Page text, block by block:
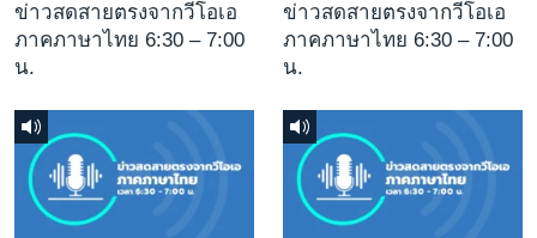
ข่าวสดสายตรงจากวีโอเอ
ภาคภาษาไทย 6:30 – 7:00
น.
ข่าวสดสายตรงจากวีโอเอ
ภาคภาษาไทย 6:30 – 7:00
น.